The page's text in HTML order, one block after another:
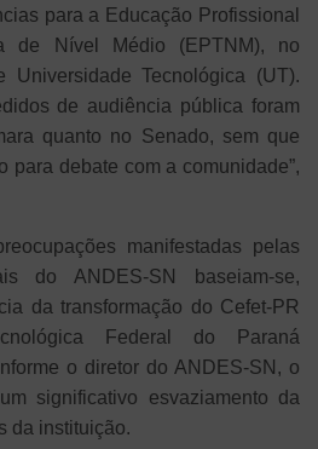
para a Educação Profissional
de Nível Médio (EPTNM), no
Universidade Tecnológica (UT).
de audiência pública foram
quanto no Senado, sem que
para debate com a comunidade”,
manifestadas pelas
do ANDES-SN baseiam-se,
da transformação do Cefet-PR
Federal do Paraná
o diretor do ANDES-SN, o
significativo esvaziamento da
da instituição.